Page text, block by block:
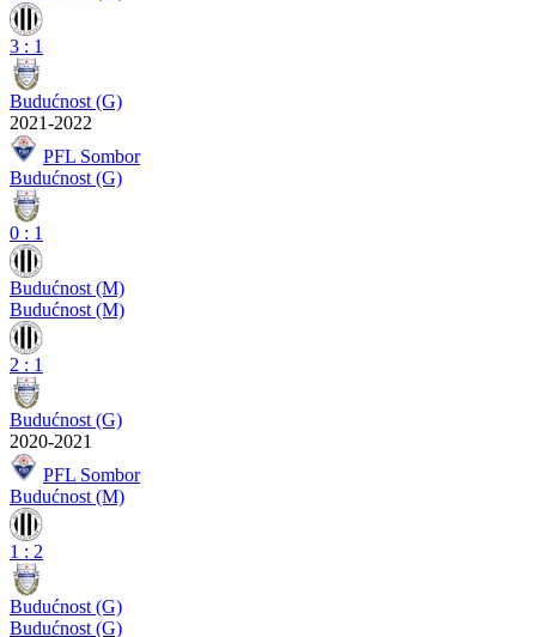
3 : 1
Budućnost (G)
2021-2022
PFL Sombor
Budućnost (G)
0 : 1
Budućnost (M)
Budućnost (M)
2 : 1
Budućnost (G)
2020-2021
PFL Sombor
Budućnost (M)
1 : 2
Budućnost (G)
Budućnost (G)